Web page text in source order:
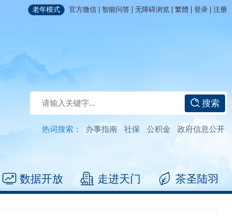
老年模式 官方微信 | 智能问答 | 无障碍浏览 | 繁體 | 登录 | 注册
搜索
热词搜索： 办事指南 社保 公积金 政府信息公开
数据开放 走进天门 茶圣陆羽